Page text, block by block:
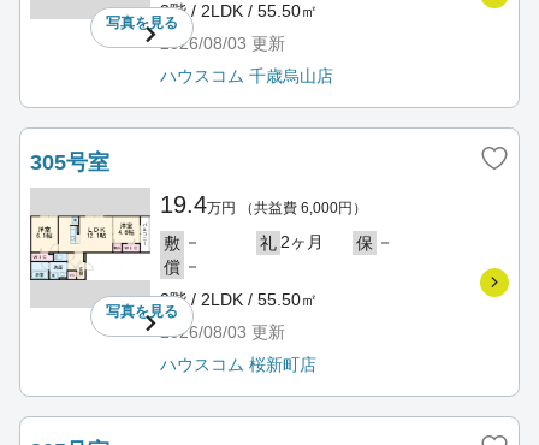
写真を見る
3階 / 2LDK / 55.50㎡
2026/08/03 更新
ハウスコム 千歳烏山店
305号室
写真を見る
19.4万円 （共益費 6,000円）
敷 － 礼2ヶ月 保 －
償 －
3階 / 2LDK / 55.50㎡
2026/08/03 更新
ハウスコム 桜新町店